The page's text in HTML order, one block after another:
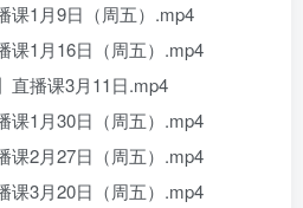
课1月9日（周五）.mp4
课1月16日（周五）.mp4
直播课3月11日.mp4
课1月30日（周五）.mp4
课2月27日（周五）.mp4
课3月20日（周五）.mp4